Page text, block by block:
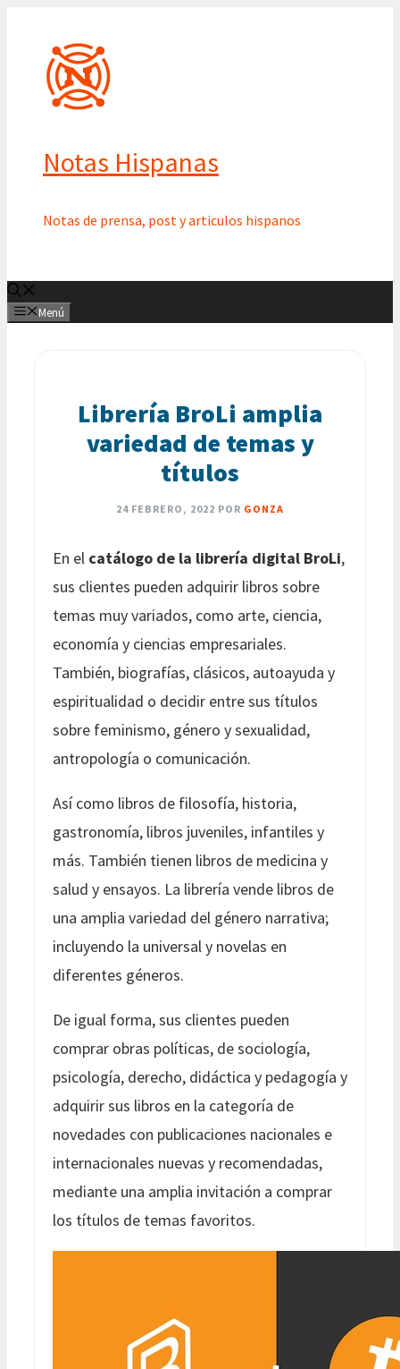
contenido
Notas Hispanas
Notas de prensa, post y articulos hispanos
Menú
Librería BroLi amplia
variedad de temas y
títulos
24 FEBRERO, 2022 POR GONZA
En el catálogo de la librería digital BroLi,
sus clientes pueden adquirir libros sobre
temas muy variados, como arte, ciencia,
economía y ciencias empresariales.
También, biografías, clásicos, autoayuda y
espiritualidad o decidir entre sus títulos
sobre feminismo, género y sexualidad,
antropología o comunicación.
Así como libros de filosofía, historia,
gastronomía, libros juveniles, infantiles y
más. También tienen libros de medicina y
salud y ensayos. La librería vende libros de
una amplia variedad del género narrativa;
incluyendo la universal y novelas en
diferentes géneros.
De igual forma, sus clientes pueden
comprar obras políticas, de sociología,
psicología, derecho, didáctica y pedagogía y
adquirir sus libros en la categoría de
novedades con publicaciones nacionales e
internacionales nuevas y recomendadas,
mediante una amplia invitación a comprar
los títulos de temas favoritos.